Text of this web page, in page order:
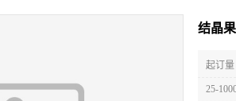
结晶
起订
25-